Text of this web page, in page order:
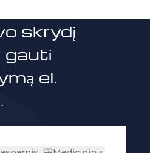
skrydį
gauti
el.